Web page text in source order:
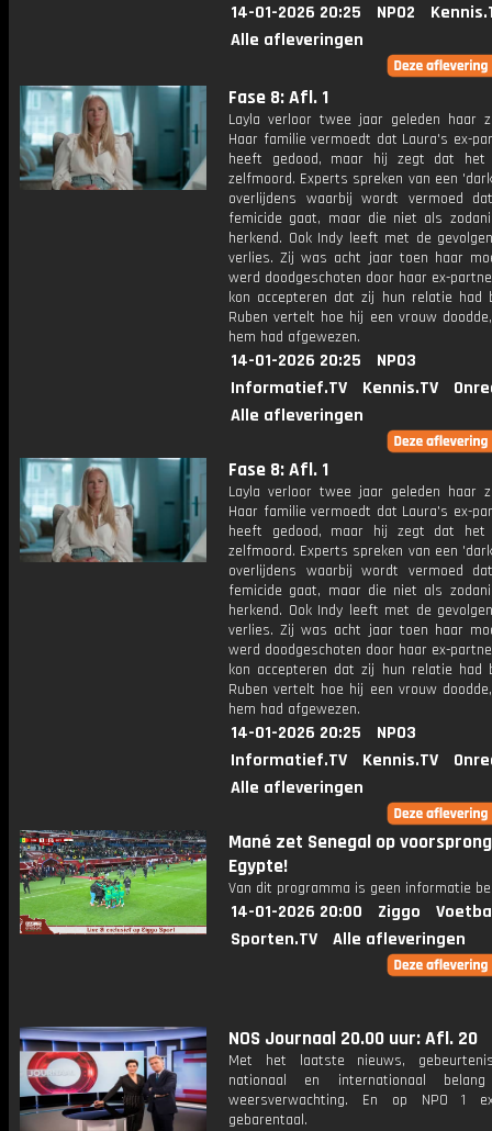
14-01-2026 20:25 NPO2
Alle afleveringen
Fase 8: Afl. 1
Layla verloor twee jaar geleden haar
Haar familie vermoedt dat Laura's ex-
heeft gedood, maar hij zegt dat het
zelfmoord. Experts spreken van een
overlijdens waarbij wordt vermoed
femicide gaat, maar die niet als
herkend. Ook Indy leeft met de
verlies. Zij was acht jaar toen haar
werd doodgeschoten door haar ex-
kon accepteren dat zij hun relatie had
Ruben vertelt hoe hij een vrouw
hem had afgewezen.
14-01-2026 20:25
NPO3
Informatief.TV
Kennis.TV
Alle afleveringen
Fase 8: Afl. 1
Layla verloor twee jaar geleden haar
Haar familie vermoedt dat Laura's ex-
heeft gedood, maar hij zegt dat het
zelfmoord. Experts spreken van een
overlijdens waarbij wordt vermoed
femicide gaat, maar die niet als
herkend. Ook Indy leeft met de
verlies. Zij was acht jaar toen haar
werd doodgeschoten door haar ex-
kon accepteren dat zij hun relatie had
Ruben vertelt hoe hij een vrouw
hem had afgewezen.
14-01-2026 20:25
NPO3
Informatief.TV
Kennis.TV
Alle afleveringen
Mané zet Senegal op
Egypte!
Van dit programma is geen informatie
14-01-2026 20:00 Ziggo
Sporten.TV
Alle afleveringen
NOS Journaal 20.00 uur: Afl. 20
Met het laatste nieuws,
nationaal en internationaal
weersverwachting. En op NPO 1
gebarentaal.